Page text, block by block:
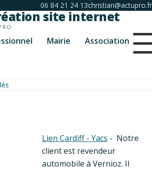
06 84 21 24 13christian@actupro.fr
site internet
Mairie Association
Lien Cardiff - Yacs - Notre
client est revendeur
automobile à Vernioz. Il